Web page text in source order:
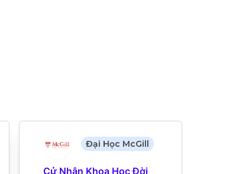
Đại Học McGill
Cử Nhân Khoa Học Đời